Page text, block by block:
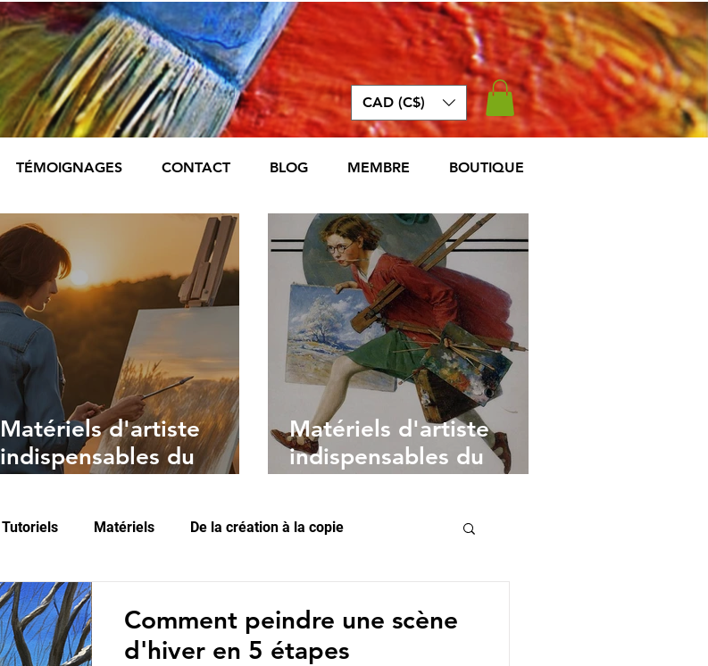
CAD (C$)
TÉMOIGNAGES CONTACT BLOG MEMBRE BOUTIQUE
Matériels d'artiste
indispensables du
Matériels d'artiste
indispensables du
Tutoriels Matériels De la création à la copie
Comment peindre une scène
d'hiver en 5 étapes